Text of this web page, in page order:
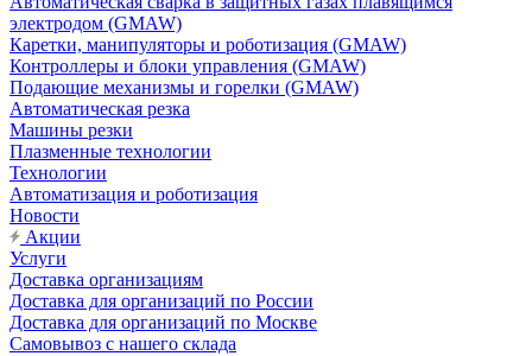
электродом (GMAW)
Каретки, манипуляторы и роботизация (GMAW)
Контроллеры и блоки управления (GMAW)
Подающие механизмы и горелки (GMAW)
Автоматическая резка
Машины резки
Плазменные технологии
Технологии
Автоматизация и роботизация
Новости
Акции
Услуги
Доставка организациям
Доставка для организаций по России
Доставка для организаций по Москве
Самовывоз с нашего склада